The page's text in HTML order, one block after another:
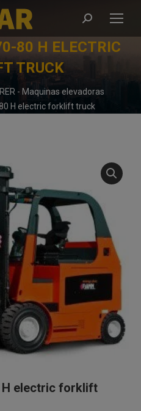
Buscar:
80 H ELECTRIC
TRUCK
- Maquinas elevadoras
H electric forklift truck
H electric forklift